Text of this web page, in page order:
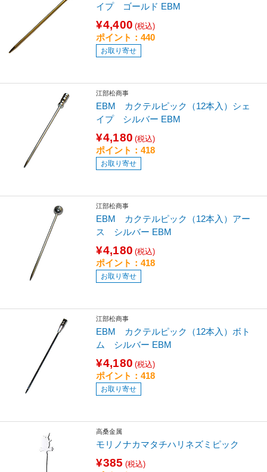
イプ ゴールド EBM
¥4,400 (税込)
ポイント：440
お取り寄せ
江部松商事
EBM カクテルピック（12本入）シェ
イプ シルバー EBM
¥4,180 (税込)
ポイント：418
お取り寄せ
江部松商事
EBM カクテルピック（12本入）アー
ス シルバー EBM
¥4,180 (税込)
ポイント：418
お取り寄せ
江部松商事
EBM カクテルピック（12本入）ボト
ム シルバー EBM
¥4,180 (税込)
ポイント：418
お取り寄せ
高桑金属
モリノナカマタチハリネズミピック
¥385 (税込)